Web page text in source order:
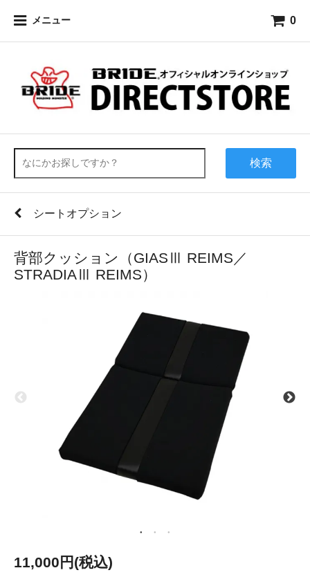
メニュー 0
検索
シートオプション
背部クッション（GIASⅢ REIMS／
STRADIAⅢ REIMS）
11,000円(税込)